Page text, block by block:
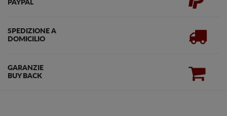
PAYPAL
SPEDIZIONE A
DOMICILIO
GARANZIE
BUY BACK